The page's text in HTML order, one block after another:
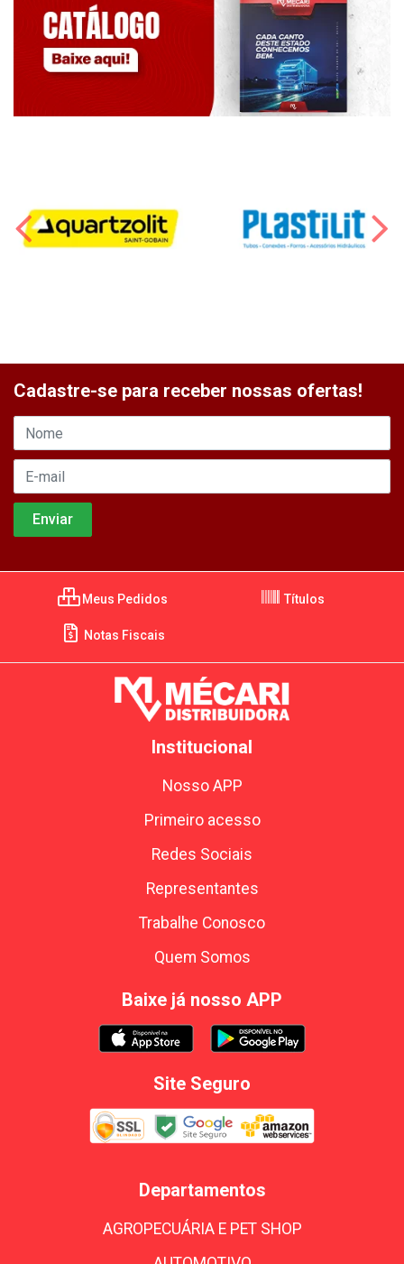
Cadastre-se para receber nossas ofertas!
Meus Pedidos Títulos
Notas Fiscais
Institucional
Nosso APP
Primeiro acesso
Redes Sociais
Representantes
Trabalhe Conosco
Quem Somos
Baixe já nosso APP
Site Seguro
Departamentos
AGROPECUÁRIA E PET SHOP